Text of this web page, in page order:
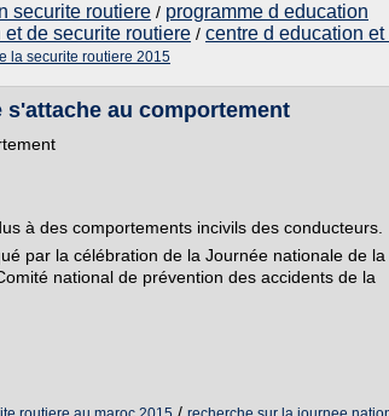
securite routiere / programme d education
de securite routiere / centre d education et
la securite routiere 2015
au comportement
à des comportements incivils des conducteurs.
par la célébration de la Journée nationale de la
national de prévention des accidents de la